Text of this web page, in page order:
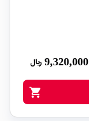
9,320,000 ریال
shopping_cart